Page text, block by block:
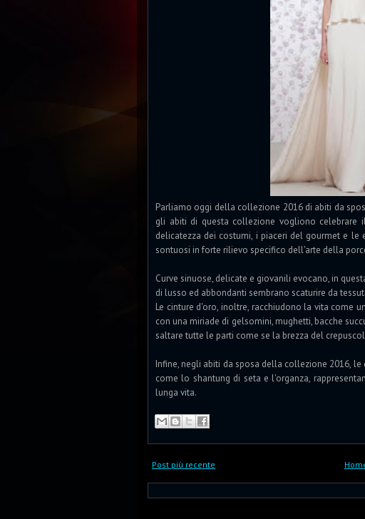
Parliamo oggi della collezione 2016 di abiti da
gli abiti di questa collezione vogliono
delicatezza dei costumi, i piaceri del gourmet e
sontuosi in forte rilievo specifico dell'arte della
Curve sinuose, delicate e giovanili evocano, in
di lusso ed abbondanti sembrano scaturire da
Le cinture d'oro, inoltre, racchiudono la vita come
con una miriade di gelsomini, mughetti, bacche
saltare tutte le parti come se la brezza del
Infine, negli abiti da sposa della collezione 2016,
come lo shantung di seta e l'organza,
lunga vita.
Post più recente